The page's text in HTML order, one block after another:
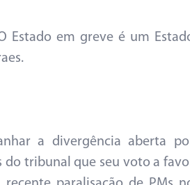
Estado em greve é um
a divergência aberta
do tribunal que seu voto a